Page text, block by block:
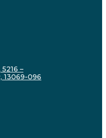
–
13069-096